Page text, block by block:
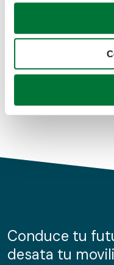
Si lo permite, también
Recopilar
Identificar su
para buscar
Obtenga más
de cookies.
información sobre el
nuestros partners de
Coches de segunda
Coches de km0
Conduce tu
desata tu